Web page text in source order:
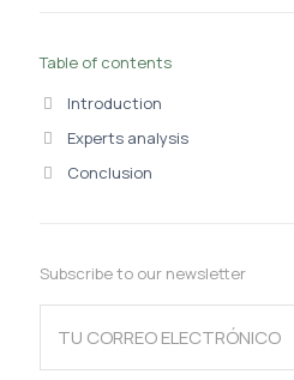
Table of contents
Introduction
Experts analysis
Conclusion
Subscribe to our newsletter